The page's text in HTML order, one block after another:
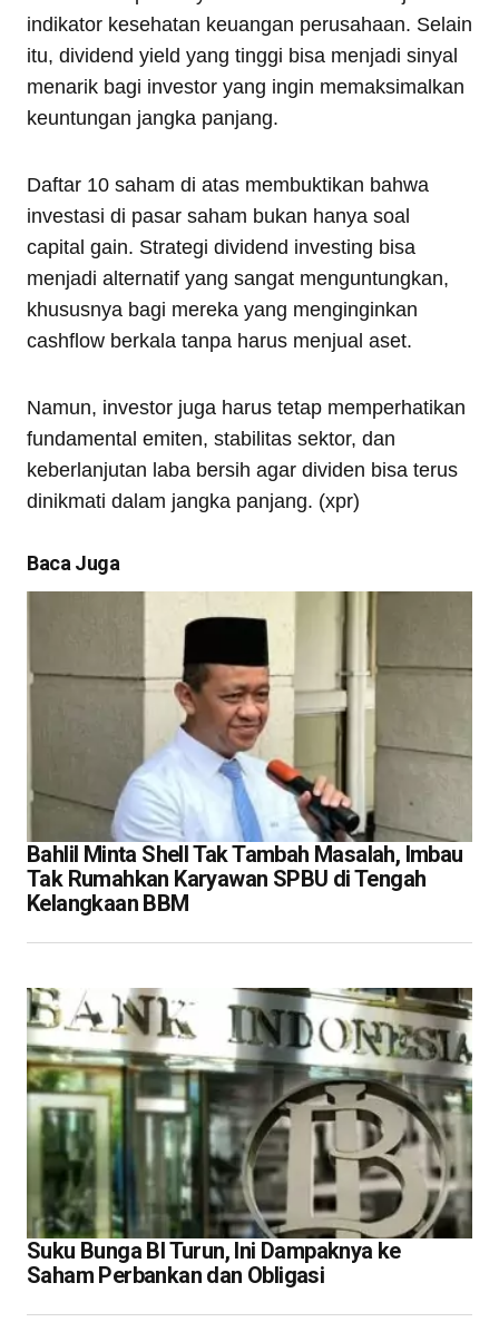
indikator kesehatan keuangan perusahaan. Selain
itu, dividend yield yang tinggi bisa menjadi sinyal
menarik bagi investor yang ingin memaksimalkan
keuntungan jangka panjang.
Daftar 10 saham di atas membuktikan bahwa
investasi di pasar saham bukan hanya soal
capital gain. Strategi dividend investing bisa
menjadi alternatif yang sangat menguntungkan,
khususnya bagi mereka yang menginginkan
cashflow berkala tanpa harus menjual aset.
Namun, investor juga harus tetap memperhatikan
fundamental emiten, stabilitas sektor, dan
keberlanjutan laba bersih agar dividen bisa terus
dinikmati dalam jangka panjang. (xpr)
Baca Juga
Bahlil Minta Shell Tak Tambah Masalah, Imbau
Tak Rumahkan Karyawan SPBU di Tengah
Kelangkaan BBM
Suku Bunga BI Turun, Ini Dampaknya ke
Saham Perbankan dan Obligasi